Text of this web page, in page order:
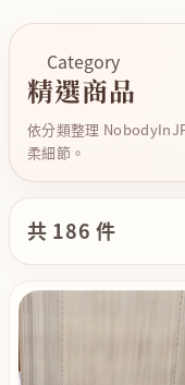
Category
精選商品
依分類整理
柔細節。
共 186 件